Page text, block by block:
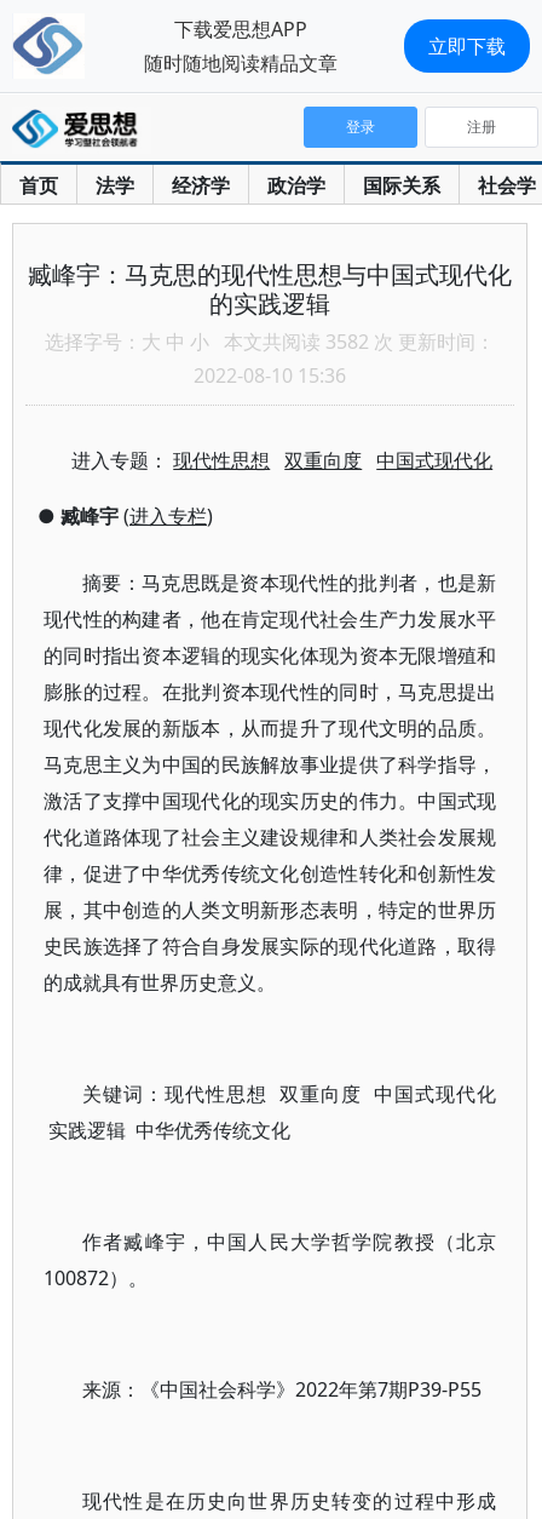
首页 法学 经济学 政治学 国际关系 社会学
登录 注册
臧峰宇：马克思的现代性思想与中国式现代化
的实践逻辑
选择字号： 大 中 小 本文共阅读 3582 次 更新时间：
2022-08-10 15:36
进入专题：现代性思想 双重向度 中国式现代化
● 臧峰宇(进入专栏)
摘要：马克思既是资本现代性的批判者，也是新
现代性的构建者，他在肯定现代社会生产力发展水平
的同时指出资本逻辑的现实化体现为资本无限增殖和
膨胀的过程。在批判资本现代性的同时，马克思提出
现代化发展的新版本，从而提升了现代文明的品质。
马克思主义为中国的民族解放事业提供了科学指导，
激活了支撑中国现代化的现实历史的伟力。中国式现
代化道路体现了社会主义建设规律和人类社会发展规
律，促进了中华优秀传统文化创造性转化和创新性发
展，其中创造的人类文明新形态表明，特定的世界历
史民族选择了符合自身发展实际的现代化道路，取得
的成就具有世界历史意义。
关键词：现代性思想 双重向度 中国式现代化
实践逻辑 中华优秀传统文化
作者臧峰宇，中国人民大学哲学院教授（北京
100872）。
来源：《中国社会科学》2022年第7期P39-P55
现代性是在历史向世界历史转变的过程中形成
下载爱思想APP
随时随地阅读精品文章
立即下载